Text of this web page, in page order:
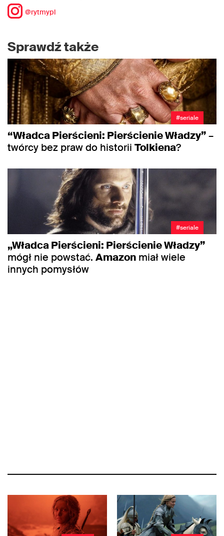
@rytmypl
Sprawdź także
#seriale
“Władca Pierścieni: Pierścienie Władzy”–
twórcy bez praw do historii Tolkiena?
#seriale
„Władca Pierścieni: Pierścienie Władzy”
mógł nie powstać. Amazon miał wiele
innych pomysłów